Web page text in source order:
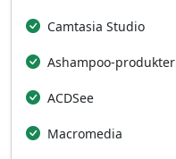
Camtasia Studio
Ashampoo‑produkter
ACDSee
Macromedia